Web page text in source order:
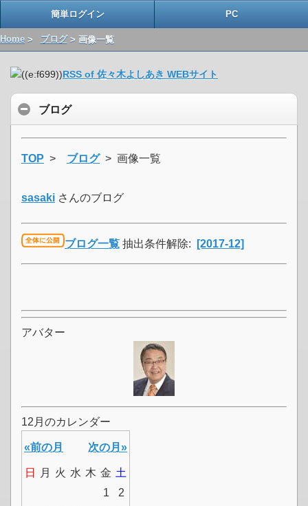
簡単ログイン PC
Home > ブログ> 画像一覧
RSS of 佐々木よしあき WEBサイト
ブログ
TOP > ブログ> 画像一覧
sasaki さんのブログ
ブログ一覧 抽出条件解除: [2017-12]
アバター
12月のカレンダー
«前の月 次の月»
日 月 火 水 木 金 土
1
2